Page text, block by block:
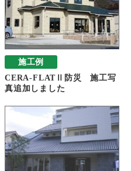
施工例
CERA-FLATⅡ防災 施工写
真追加しました